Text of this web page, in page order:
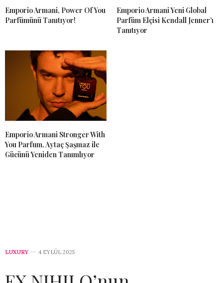
Emporio Armani, Power Of You
Parfümünü Tanıtıyor!
Emporio Armani Yeni Global
Parfüm Elçisi Kendall Jenner’ı
Tanıtıyor
Emporio Armani Stronger With
You Parfum, Aytaç Şaşmaz ile
Gücünü Yeniden Tanımlıyor
LUXURY 4 EYLÜL 2025